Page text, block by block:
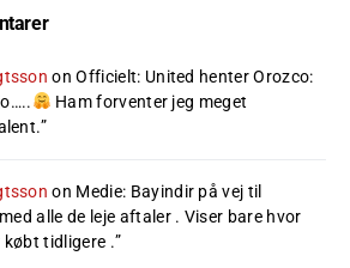
onOfficielt: United henter Orozco:
Ham forventer jeg meget
”
on Medie: Bayindir på vej til
alle de leje aftaler . Viser bare hvor
købt tidligere .”